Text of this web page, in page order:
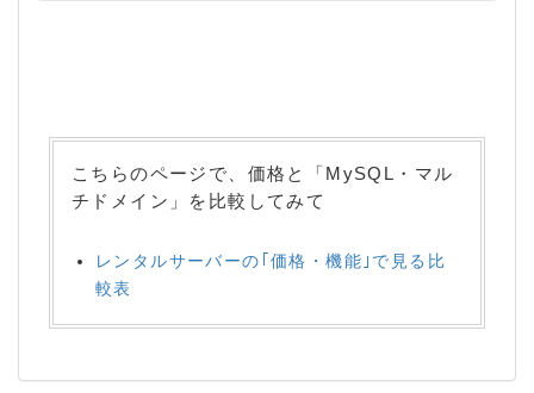
こちらのページで、価格と「MySQL・マル
チドメイン」を比較してみて
レンタルサーバーの｢価格・機能｣で見る比
較表